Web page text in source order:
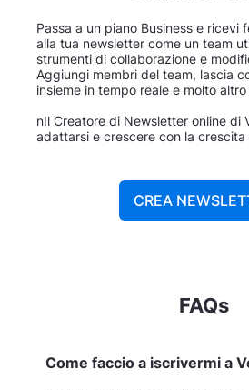
Passa a un piano Business e ricevi
alla tua newsletter come un team
strumenti di collaborazione e
Aggiungi membri del team, lascia
insieme in tempo reale e molto
nIl Creatore di Newsletter online di
adattarsi e crescere con la crescita
CREA
FAQs
Come faccio a iscrivermi a